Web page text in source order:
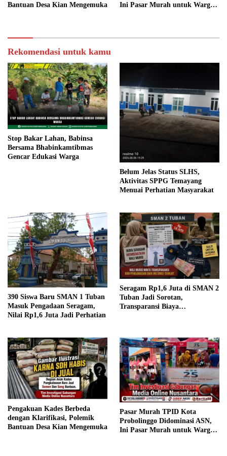
Bantuan Desa Kian Mengemuka
Ini Pasar Murah untuk Warga
Rekomendasi untuk kamu
Stop Bakar Lahan, Babinsa
Bersama Bhabinkamtibmas
Gencar Edukasi Warga
Belum Jelas Status SLHS,
Aktivitas SPPG Temayang
Menuai Perhatian Masyarakat
390 Siswa Baru SMAN 1 Tuban
Masuk Pengadaan Seragam,
Nilai Rp1,6 Juta Jadi Perhatian
Seragam Rp1,6 Juta di SMAN 2
Tuban Jadi Sorotan,
Transparansi Biaya
Pengakuan Kades Berbeda
dengan Klarifikasi, Polemik
Bantuan Desa Kian Mengemuka
Pasar Murah TPID Kota
Probolinggo Didominasi ASN,
Ini Pasar Murah untuk Warga